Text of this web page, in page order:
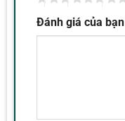
Đánh giá của bạn